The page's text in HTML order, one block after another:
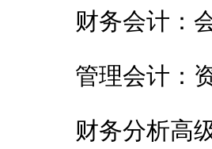
财务会计：会
管理会计：资
财务分析高级